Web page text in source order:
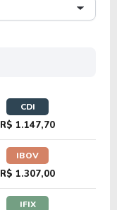
CDI
R$ 1.147,70
IBOV
R$ 1.307,00
IFIX